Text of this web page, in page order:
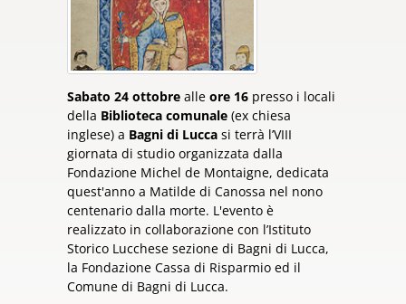
Sabato 24 ottobre alle ore 16 presso i locali
della Biblioteca comunale (ex chiesa
inglese) a Bagni di Lucca si terrà l’VIII
giornata di studio organizzata dalla
Fondazione Michel de Montaigne, dedicata
quest'anno a Matilde di Canossa nel nono
centenario dalla morte. L'evento è
realizzato in collaborazione con l’Istituto
Storico Lucchese sezione di Bagni di Lucca,
la Fondazione Cassa di Risparmio ed il
Comune di Bagni di Lucca.